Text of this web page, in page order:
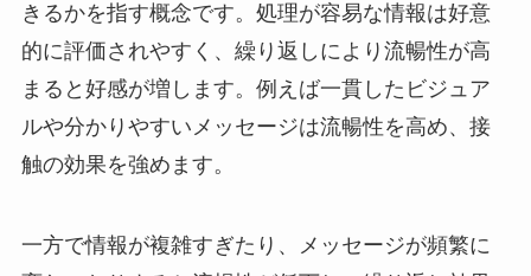
きるかを指す概念です。処理が容易な情報は好意
的に評価されやすく、繰り返しにより流暢性が高
まると好感が増します。例えば一貫したビジュア
ルや分かりやすいメッセージは流暢性を高め、接
触の効果を強めます。
一方で情報が複雑すぎたり、メッセージが頻繁に